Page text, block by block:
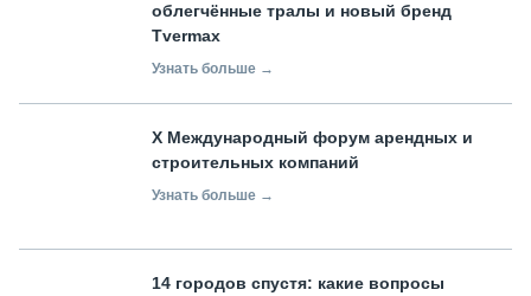
облегчённые тралы и новый бренд
Tvermax
Узнать больше →
X Международный форум арендных и
строительных компаний
Узнать больше →
14 городов спустя: какие вопросы